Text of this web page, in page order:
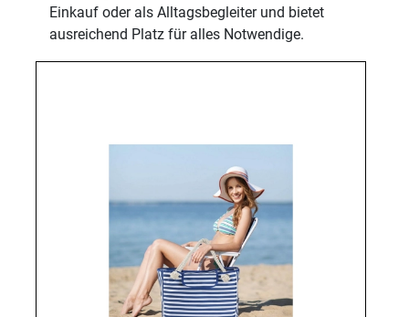
Einkauf oder als Alltagsbegleiter und bietet
ausreichend Platz für alles Notwendige.